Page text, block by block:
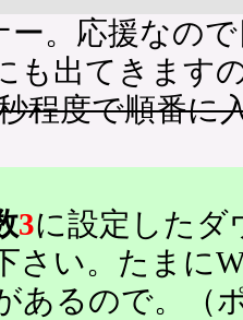
ー。応援なの
も出てきます
程度で順番に
3に設定したダ
さい。たまに
あるので。（